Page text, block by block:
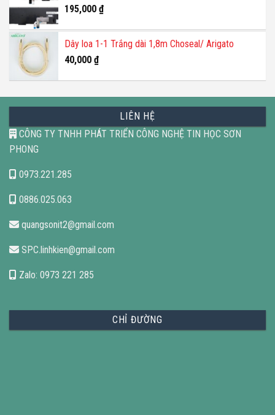
195,000 ₫
Dây loa 1-1 Trắng dài 1,8m Choseal/ Arigato
40,000 ₫
LIÊN HỆ
CÔNG TY TNHH PHÁT TRIỂN CÔNG NGHỆ TIN HỌC SƠN
PHONG
0973.221.285
0886.025.063
quangsonit2@gmail.com
SPC.linhkien@gmail.com
Zalo: 0973 221 285
CHỈ ĐƯỜNG